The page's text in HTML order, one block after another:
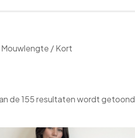
/ Kort
de 155 resultaten wordt getoond